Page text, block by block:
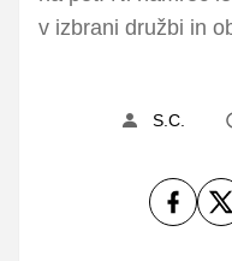
v izbrani družbi in
S.C.